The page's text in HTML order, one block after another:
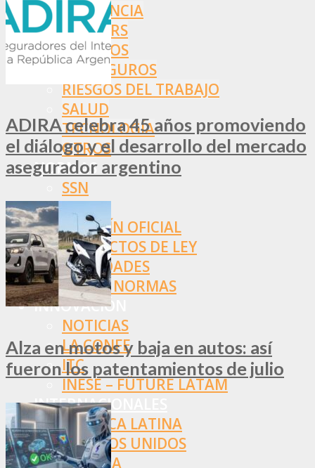
ASISTENCIA
BROKERS
SEGUROS
REASEGUROS
RIESGOS DEL TRABAJO
SALUD
TECNOLOGÍA
OTROS
NORMAS
SSN
SRT
BOLETÍN OFICIAL
PROYECTOS DE LEY
SOCIEDADES
OTRAS NORMAS
INNOVACIÓN
NOTICIAS
LA CONFE
ITC
INESE – FÜTURE LATAM
INTERNACIONALES
AMÉRICA LATINA
ESTADOS UNIDOS
EUROPA
ADIRA celebra 45 años promoviendo
el diálogo y el desarrollo del mercado
asegurador argentino
Alza en motos y baja en autos: así
fueron los patentamientos de julio